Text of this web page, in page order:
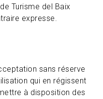
Turisme del Baix
expresse.
sans réserve
qui en régissent
à disposition des